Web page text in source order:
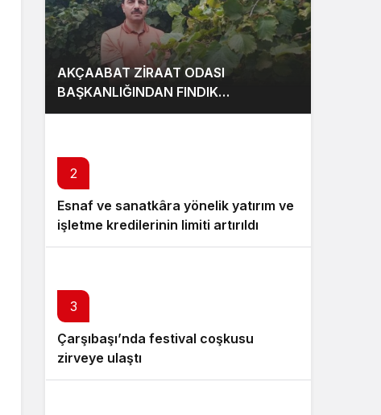
AKÇAABAT ZİRAAT ODASI
BAŞKANLIĞINDAN FINDIK
ÜRETİCİLERİNE AĞUSTOS AYI İÇİN
2
Esnaf ve sanatkâra yönelik yatırım ve
işletme kredilerinin limiti artırıldı
3
Çarşıbaşı’nda festival coşkusu
zirveye ulaştı